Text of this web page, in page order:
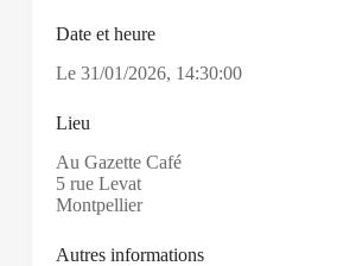
Date et heure
Le 31/01/2026, 14:30:00
Lieu
Au Gazette Café
5 rue Levat
Montpellier
Autres informations